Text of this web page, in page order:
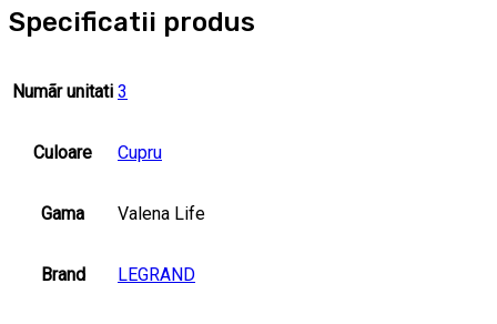
Specificatii produs
Numãr unitati 3
Culoare Cupru
Gama Valena Life
Brand LEGRAND